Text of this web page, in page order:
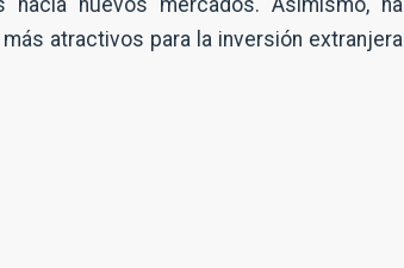
atractivos para la inversión extranjera